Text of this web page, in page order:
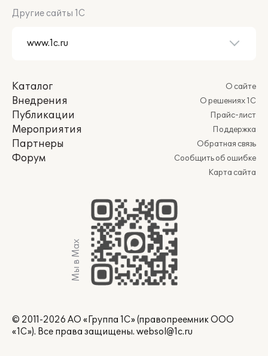
Другие сайты 1С
Каталог
Внедрения
Публикации
Мероприятия
Партнеры
Форум
О сайте
О решениях 1С
Прайс-лист
Поддержка
Обратная связь
Сообщить об ошибке
Карта сайта
Мы в Max
© 2011-2026 АО «Группа 1С» (правопреемник ООО
«1С»). Все права защищены. websol@1c.ru